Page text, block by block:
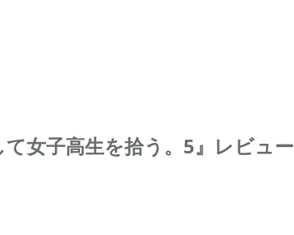
て女子高生を拾う。5』レビュー